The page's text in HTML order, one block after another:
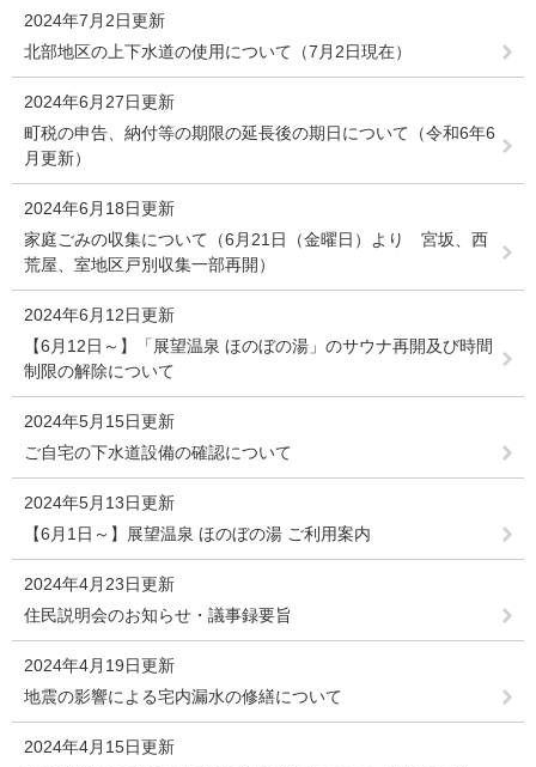
2024年7月2日更新
北部地区の上下水道の使用について（7月2日現在）
2024年6月27日更新
町税の申告、納付等の期限の延長後の期日について（令和6年6
月更新）
2024年6月18日更新
家庭ごみの収集について（6月21日（金曜日）より 宮坂、西
荒屋、室地区戸別収集一部再開）
2024年6月12日更新
【6月12日～】「展望温泉 ほのぼの湯」のサウナ再開及び時間
制限の解除について
2024年5月15日更新
ご自宅の下水道設備の確認について
2024年5月13日更新
【6月1日～】展望温泉 ほのぼの湯 ご利用案内
2024年4月23日更新
住民説明会のお知らせ・議事録要旨
2024年4月19日更新
地震の影響による宅内漏水の修繕について
2024年4月15日更新